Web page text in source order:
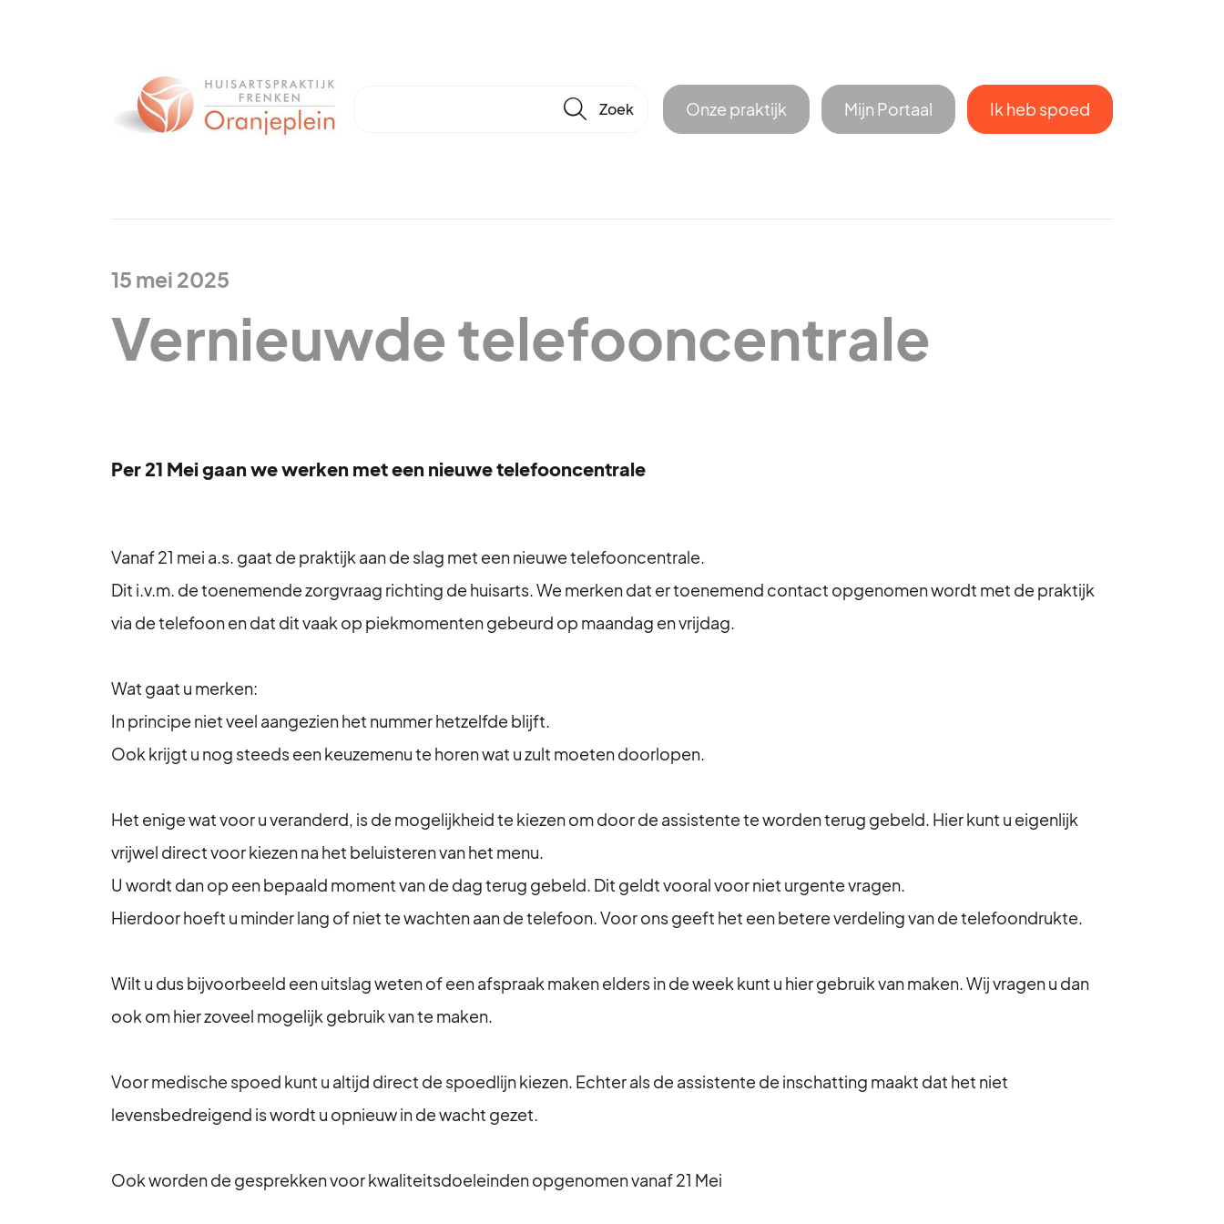
🔎 Onze praktijk Mijn Portaal Ik heb spoed
15 mei 2025
Vernieuwde telefooncentrale
Per 21 Mei gaan we werken met een nieuwe telefooncentrale
Vanaf 21 mei a.s. gaat de praktijk aan de slag met een nieuwe telefooncentrale.
Dit i.v.m. de toenemende zorgvraag richting de huisarts. We merken dat er toenemend contact opgenomen wordt met de praktijk
via de telefoon en dat dit vaak op piekmomenten gebeurd op maandag en vrijdag.
Wat gaat u merken:
In principe niet veel aangezien het nummer hetzelfde blijft.
Ook krijgt u nog steeds een keuzemenu te horen wat u zult moeten doorlopen.
Het enige wat voor u veranderd, is de mogelijkheid te kiezen om door de assistente te worden terug gebeld. Hier kunt u eigenlijk
vrijwel direct voor kiezen na het beluisteren van het menu.
U wordt dan op een bepaald moment van de dag terug gebeld. Dit geldt vooral voor niet urgente vragen.
Hierdoor hoeft u minder lang of niet te wachten aan de telefoon. Voor ons geeft het een betere verdeling van de telefoondrukte.
Wilt u dus bijvoorbeeld een uitslag weten of een afspraak maken elders in de week kunt u hier gebruik van maken. Wij vragen u dan
ook om hier zoveel mogelijk gebruik van te maken.
Voor medische spoed kunt u altijd direct de spoedlijn kiezen. Echter als de assistente de inschatting maakt dat het niet
levensbedreigend is wordt u opnieuw in de wacht gezet.
Ook worden de gesprekken voor kwaliteitsdoeleinden opgenomen vanaf 21 Mei